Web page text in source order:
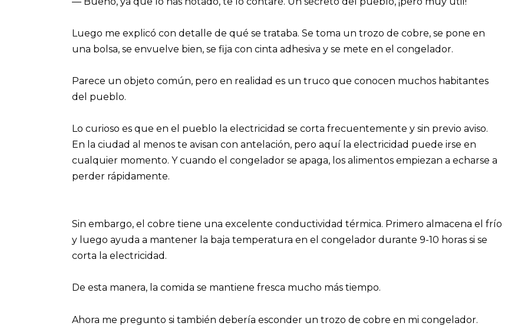
Luego me explicó con detalle de qué se trataba. Se toma un trozo de cobre, se pone en
una bolsa, se envuelve bien, se fija con cinta adhesiva y se mete en el congelador.
Parece un objeto común, pero en realidad es un truco que conocen muchos habitantes
del pueblo.
Lo curioso es que en el pueblo la electricidad se corta frecuentemente y sin previo aviso.
En la ciudad al menos te avisan con antelación, pero aquí la electricidad puede irse en
cualquier momento. Y cuando el congelador se apaga, los alimentos empiezan a echarse a
perder rápidamente.
Sin embargo, el cobre tiene una excelente conductividad térmica. Primero almacena el frío
y luego ayuda a mantener la baja temperatura en el congelador durante 9-10 horas si se
corta la electricidad.
De esta manera, la comida se mantiene fresca mucho más tiempo.
Ahora me pregunto si también debería esconder un trozo de cobre en mi congelador.